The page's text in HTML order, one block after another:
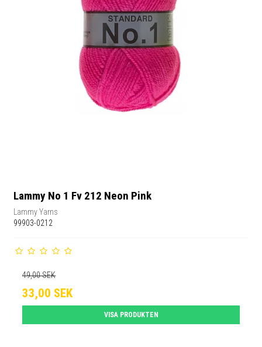
Lammy No 1 Fv 212 Neon Pink
Lammy Yarns
99903-0212
49,00 SEK
33,00 SEK
VISA PRODUKTEN